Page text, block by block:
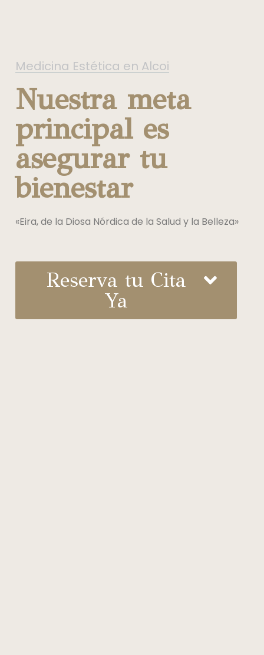
Medicina Estética en Alcoi
Nuestra meta
principal es
asegurar tu
bienestar
«Eira, de la Diosa Nórdica de la Salud y la Belleza»
Reserva tu Cita
Ya